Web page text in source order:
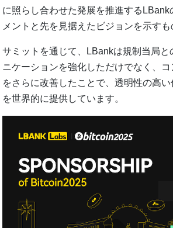
に照らし合わせた発展を推進するLBank
メントと先を見据えたビジョンを示すも
サミットを通じて、LBankは規制当局と
ニケーションを強化しただけでなく、コ
をさらに改善したことで、透明性の高
を世界的に提供しています。